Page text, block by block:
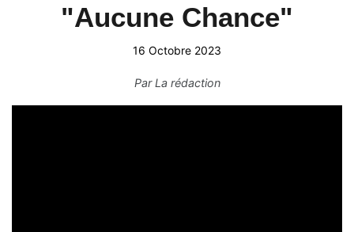
"Aucune Chance"
16 Octobre 2023
ParLa rédaction